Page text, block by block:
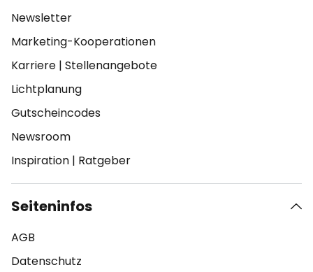
Newsletter
Marketing-Kooperationen
Karriere | Stellenangebote
Lichtplanung
Gutscheincodes
Newsroom
Inspiration | Ratgeber
Seiteninfos
AGB
Datenschutz